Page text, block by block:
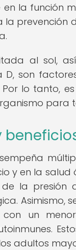
la función
la prevención
al sol,
D, son
lo tanto,
para
y en la
la presión
Asimismo,
con un
adultos